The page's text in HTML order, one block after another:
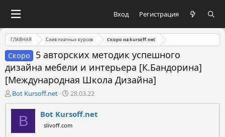
Вход Регистрация
ГЛАВНАЯ Слив платных курсов Скоро на kursoff.net
Скоро
5 авторских методик успешного
дизайна мебели и интерьера [К.Бандорина]
[Международная Школа Дизайна]
А
в
т
Bot Kursoff.net
Д
а
т
а
н
28.03.22
B Bot Kursoff.net
slivoff.com